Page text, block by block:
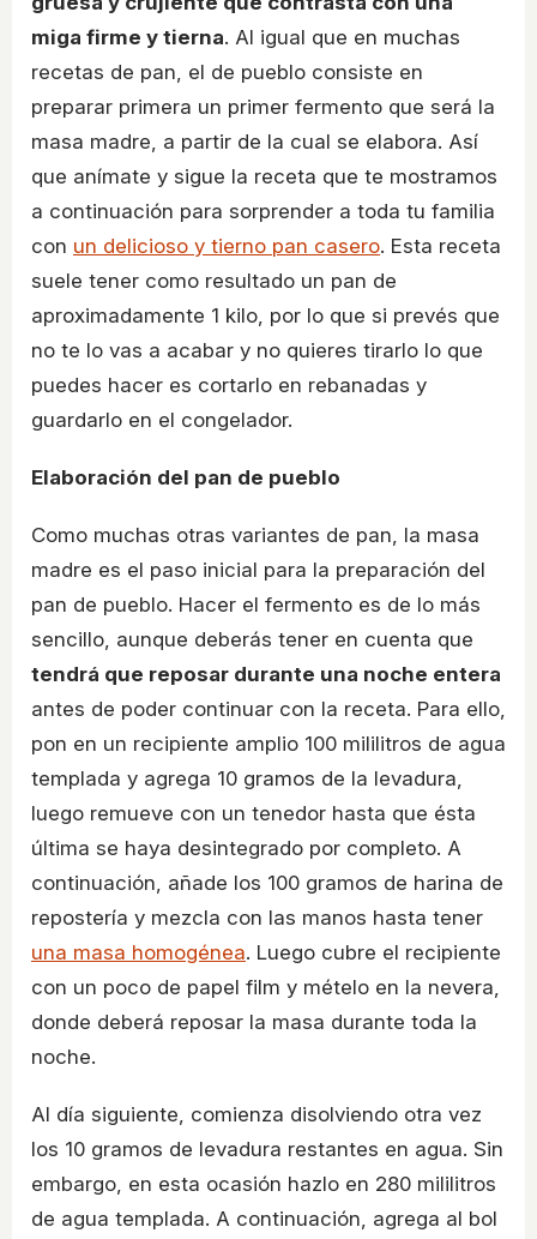
miga firme y tierna. Al igual que en muchas
recetas de pan, el de pueblo consiste en
preparar primera un primer fermento que será la
masa madre, a partir de la cual se elabora. Así
que anímate y sigue la receta que te mostramos
a continuación para sorprender a toda tu familia
con un delicioso y tierno pan casero. Esta receta
suele tener como resultado un pan de
aproximadamente 1 kilo, por lo que si prevés que
no te lo vas a acabar y no quieres tirarlo lo que
puedes hacer es cortarlo en rebanadas y
guardarlo en el congelador.
Elaboración del pan de pueblo
Como muchas otras variantes de pan, la masa
madre es el paso inicial para la preparación del
pan de pueblo. Hacer el fermento es de lo más
sencillo, aunque deberás tener en cuenta que
tendrá que reposar durante una noche entera
antes de poder continuar con la receta. Para ello,
pon en un recipiente amplio 100 mililitros de agua
templada y agrega 10 gramos de la levadura,
luego remueve con un tenedor hasta que ésta
última se haya desintegrado por completo. A
continuación, añade los 100 gramos de harina de
repostería y mezcla con las manos hasta tener
una masa homogénea. Luego cubre el recipiente
con un poco de papel film y mételo en la nevera,
donde deberá reposar la masa durante toda la
noche.
Al día siguiente, comienza disolviendo otra vez
los 10 gramos de levadura restantes en agua. Sin
embargo, en esta ocasión hazlo en 280 mililitros
de agua templada. A continuación, agrega al bol